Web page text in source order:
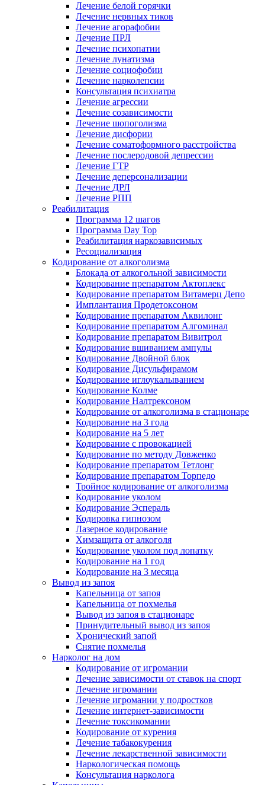
Лечение белой горячки
Лечение нервных тиков
Лечение агорафобии
Лечение ПРЛ
Лечение психопатии
Лечение лунатизма
Лечение социофобии
Лечение нарколепсии
Консультация психиатра
Лечение агрессии
Лечение созависимости
Лечение шопоголизма
Лечение дисфории
Лечение соматоформного расстройства
Лечение послеродовой депрессии
Лечение ГТР
Лечение деперсонализации
Лечение ДРЛ
Лечение РПП
Реабилитация
Программа 12 шагов
Программа Day Top
Реабилитация наркозависимых
Ресоциализация
Кодирование от алкоголизма
Блокада от алкогольной зависимости
Кодирование препаратом Актоплекс
Кодирование препаратом Витамерц Депо
Имплантация Продетоксоном
Кодирование препаратом Аквилонг
Кодирование препаратом Алгоминал
Кодирование препаратом Вивитрол
Кодирование вшиванием ампулы
Кодирование Двойной блок
Кодирование Дисульфирамом
Кодирование иглоукалыванием
Кодирование Колме
Кодирование Налтрексоном
Кодирование от алкоголизма в стационаре
Кодирование на 3 года
Кодирование на 5 лет
Кодирование с провокацией
Кодирование по методу Довженко
Кодирование препаратом Тетлонг
Кодирование препаратом Торпедо
Тройное кодирование от алкоголизма
Кодирование уколом
Кодирование Эспераль
Кодировка гипнозом
Лазерное кодирование
Химзащита от алкоголя
Кодирование уколом под лопатку
Кодирование на 1 год
Кодирование на 3 месяца
Вывод из запоя
Капельница от запоя
Капельница от похмелья
Вывод из запоя в стационаре
Принудительный вывод из запоя
Хронический запой
Снятие похмелья
Нарколог на дом
Кодирование от игромании
Лечение зависимости от ставок на спорт
Лечение игромании
Лечение игромании у подростков
Лечение интернет-зависимости
Лечение токсикомании
Кодирование от курения
Лечение табакокурения
Лечение лекарственной зависимости
Наркологическая помощь
Консультация нарколога